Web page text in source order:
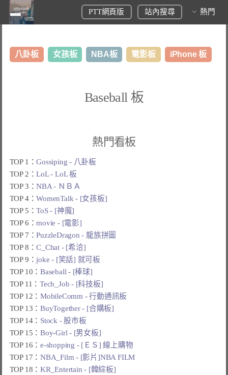
PTT網頁版 站內搜尋 熱門
八卦板 女孩板 NBA板 電影板 iPhone 板
Baseball 板
熱門看板
TOP 1：Gossiping - 八卦板
TOP 2：LoL - LoL 板
TOP 3：NBA - ＮＢＡ
TOP 4：WomenTalk - [女孩板]
TOP 5：ToS - [神魔]
TOP 6：movie - [電影]
TOP 7：PuzzleDragon - 龍族拼圖
TOP 8：C_Chat - [希洽]
TOP 9：joke - [笑話] 就可板
TOP 10：Baseball - [棒球]
TOP 11：Tech_Job - [科技板]
TOP 12：MobileComm - 行動通訊板
TOP 13：BuyTogether - [合購板]
TOP 14： Stock - 股市板
TOP 15：Boy-Girl - [男女板]
TOP 16：e-shopping - [ＥＳ] 線上購物
TOP 17：NBA_Film - [影片]NBA FILM
TOP 18：KR_Entertain - [韓綜板]